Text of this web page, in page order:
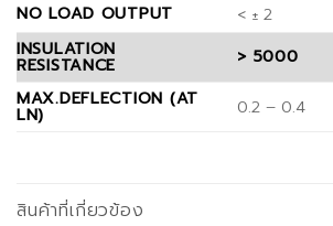
NO LOAD OUTPUT
< ± 2
INSULATION
RESISTANCE > 5000
MAX.DEFLECTION (AT
LN) 0.2 – 0.4
สินค้าที่เกี่ยวข้อง